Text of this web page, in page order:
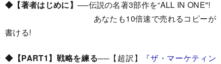
◆【著者はじめに】 ──伝説の名著3部作を“ALL IN ONE"!
あなたも10倍速で売れるコピーが
書ける!
◆【PART1】戦略を練る──【超訳】
『ザ・マーケティン